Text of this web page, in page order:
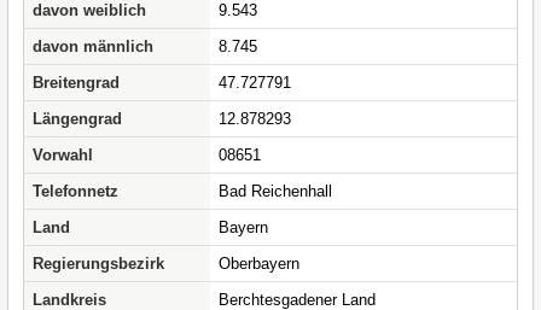
davon weiblich
9.543
davon männlich
8.745
Breitengrad
47.727791
Längengrad
12.878293
Vorwahl
08651
Telefonnetz
Bad Reichenhall
Land
Bayern
Regierungsbezirk
Oberbayern
Landkreis
Berchtesgadener Land